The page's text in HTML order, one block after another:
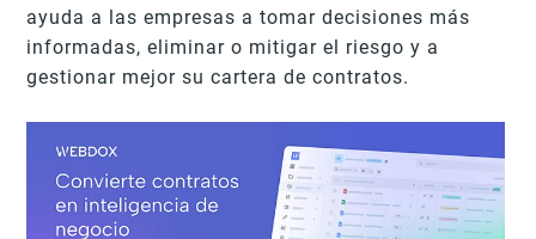
ayuda a las empresas a tomar decisiones más
informadas, eliminar o mitigar el riesgo y a
gestionar mejor su cartera de contratos.